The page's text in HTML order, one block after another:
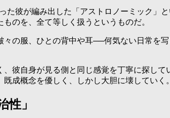
彼が編み出した「アストロノーミック」
のを、全て等しく扱うというものだ。
の服、ひとの背中や耳──何気ない日常を
彼自身が見る側と同じ感覚を丁寧に探し
成概念を優しく、しかし大胆に壊していく。
」